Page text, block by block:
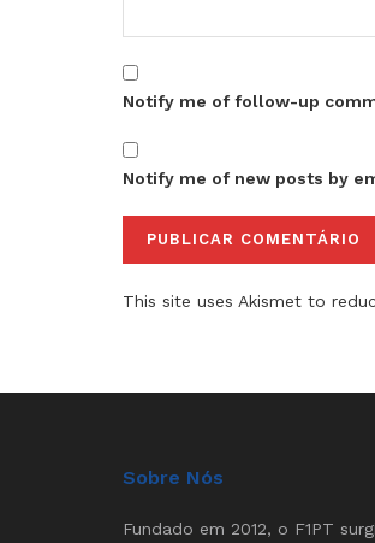
Notify me of follow-up
Notify me of new posts by
This site uses Akismet to
Sobre Nós
Fundado em 2012, o F1PT